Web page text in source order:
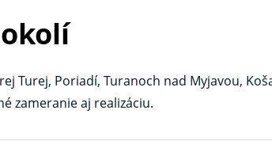
Turej, Poriadí, Turanoch nad Myjavou,
zameranie aj realizáciu.